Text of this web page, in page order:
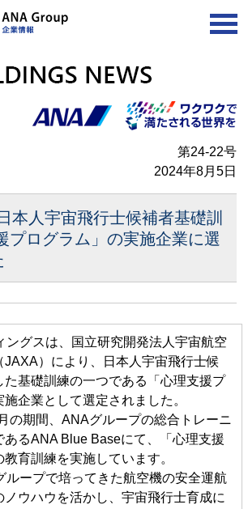
第24-22号
2024年8月5日
本人宇宙飛行士候補者基礎訓
プログラム」の実施企業に選
ングスは、国立研究開発法人宇宙航空
JAXA）により、日本人宇宙飛行士候
た基礎訓練の一つである「心理支援プ
施企業として選定されました。
の期間、ANAグループの総合トレーニ
あるANA Blue Baseにて、「心理支援
育訓練を実施しています。
ループで培ってきた航空機の安全運航
ノウハウを活かし、宇宙飛行士育成に